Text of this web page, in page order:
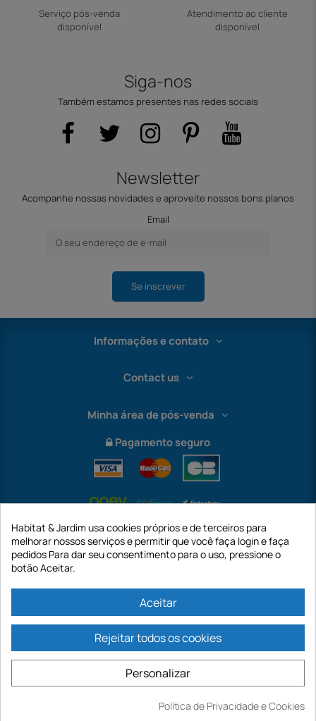
Serviço pós-venda
disponível
Atendimento ao cliente
disponível
Siga-nos
Também estamos presentes nas redes sociais
Newsletter
Acompanhe nossas novidades e aproveite nossos bons planos
Email
Se inscrever
Informações e contato
Contact us
Minha área de pós-venda
Pagamento seguro
https://www.habitatejardim.pt é um site da empresa GECODIS SA com um
capital de 187.203,29€, 32 Rue de Paradis - PARIS 75010 (FRANÇA). A
GECODIS.SA criada em 11/04/1998 é uma subsidiária da ODAYA ​​​​​​HOLDING com
um capital de 2.750.640,00 EURO.
TODAS AS NOSSAS PROMOÇÕES SÃO VÁLIDAS ENQUANTO ESTOQUE
DISPONÍVEL
Habitat & Jardim usa cookies próprios e de terceiros para
melhorar nossos serviços e permitir que você faça login e faça
pedidos Para dar seu consentimento para o uso, pressione o
botão Aceitar.
Aceitar
Rejeitar todos os cookies
Personalizar
Política de Privacidade e Cookies